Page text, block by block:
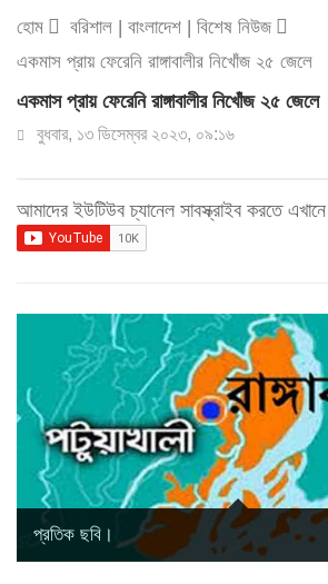
হোম বরিশাল | বাংলাদেশ | বিশেষ নিউজ
একমাস প্রায় ফেরেনি রাঙ্গাবালীর নিখোঁজ ২৫ জেলে
একমাস প্রায় ফেরেনি রাঙ্গাবালীর নিখোঁজ ২৫ জেলে
বুধবার, ১৩ ডিসেম্বর ২০২৩, ০৯:১৬
আমাদের ইউটিউব চ্যানেল সাবস্ক্রাইব করতে
প্রতিক ছবি।